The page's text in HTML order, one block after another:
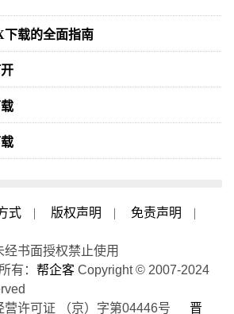
载的全面指南
式 | 版权声明 | 免责声明
|
书面授权禁止使用
有： 帮企客 Copyright © 2007-2024
营许可证 （京）字第04446号 晋